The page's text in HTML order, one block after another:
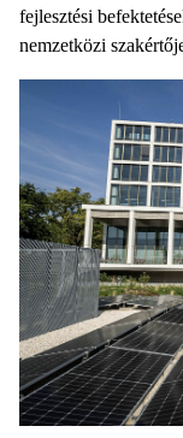
fejlesztési
nemzetközi